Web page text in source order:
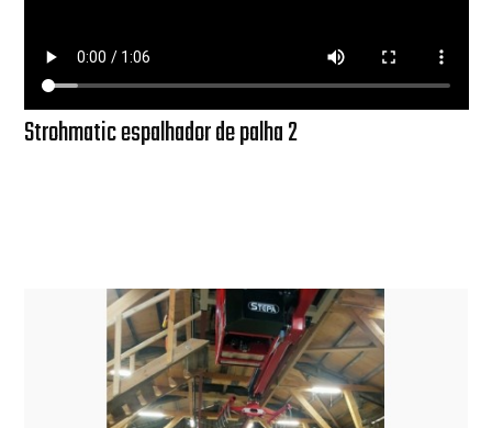
Strohmatic espalhador de palha 2